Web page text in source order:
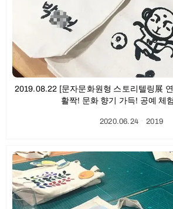
2019.08.22 [문자문화원형 스토리텔링展
활짝! 문화 향기 가득! 공예 체
2020.06.24ㆍ2019